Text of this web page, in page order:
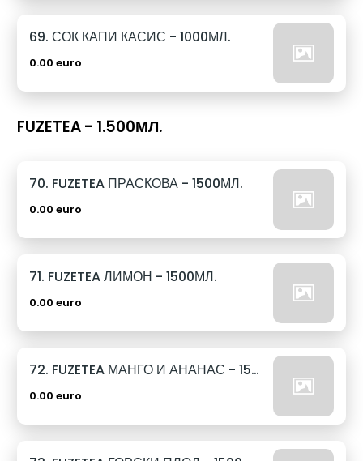
69. СОК КАПИ КАСИС - 1000МЛ.
0.00 euro
FUZETEA - 1.500МЛ.
70. FUZETEA ПРАСКОВА - 1500МЛ.
0.00 euro
71. FUZETEA ЛИМОН - 1500МЛ.
0.00 euro
72. FUZETEA МАНГО И АНАНАС - 1500МЛ.
0.00 euro